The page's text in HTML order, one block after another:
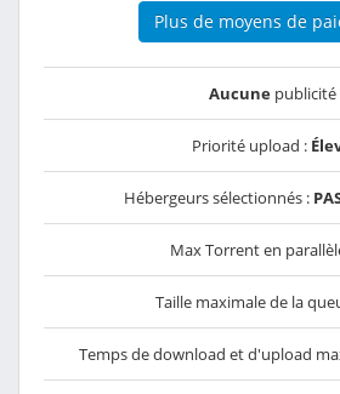
Plus de moyens de
Aucunepublicité
Priorité upload :
Hébergeurs sélectionnés :
Max Torrent en
Taille maximale de la
Temps de download et d'upload